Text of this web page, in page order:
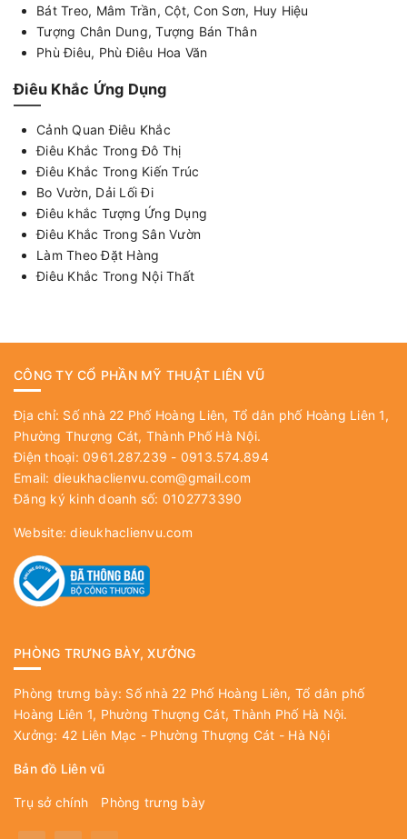
Bát Treo, Mâm Trần, Cột, Con Sơn, Huy Hiệu
Tượng Chân Dung, Tượng Bán Thân
Phù Điêu, Phù Điêu Hoa Văn
Điêu Khắc Ứng Dụng
Cảnh Quan Điêu Khắc
Điêu Khắc Trong Đô Thị
Điêu Khắc Trong Kiến Trúc
Bo Vườn, Dải Lối Đi
Điêu khắc Tượng Ứng Dụng
Điêu Khắc Trong Sân Vườn
Làm Theo Đặt Hàng
Điêu Khắc Trong Nội Thất
CÔNG TY CỔ PHẦN MỸ THUẬT LIÊN VŨ
Địa chỉ: Số nhà 22 Phố Hoàng Liên, Tổ dân phố Hoàng Liên 1,
Phường Thượng Cát, Thành Phố Hà Nội.
Điện thoại: 0961.287.239 - 0913.574.894
Email: dieukhaclienvu.com@gmail.com
Đăng ký kinh doanh số: 0102773390
Website:dieukhaclienvu.com
PHÒNG TRƯNG BÀY, XƯỞNG
Phòng trưng bày: Số nhà 22 Phố Hoàng Liên, Tổ dân phố
Hoàng Liên 1, Phường Thượng Cát, Thành Phố Hà Nội.
Xưởng: 42 Liên Mạc - Phường Thượng Cát - Hà Nội
Bản đồ Liên vũ
Trụ sở chính Phòng trưng bày